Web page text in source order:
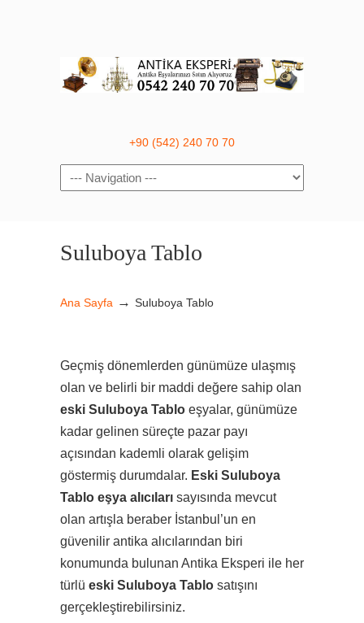
+90 (542) 240 70 70
Navigation
Suluboya Tablo
Ana Sayfa → Suluboya Tablo
Geçmiş dönemlerden günümüze ulaşmış
olan ve belirli bir maddi değere sahip olan
eski Suluboya Tablo eşyalar, günümüze
kadar gelinen süreçte pazar payı
açısından kademli olarak gelişim
göstermiş durumdalar. Eski Suluboya
Tablo eşya alıcıları sayısında mevcut
olan artışla beraber İstanbul’un en
güvenilir antika alıcılarından biri
konumunda bulunan Antika Eksperi ile her
türlü eski Suluboya Tablo satışını
gerçekleştirebilirsiniz.